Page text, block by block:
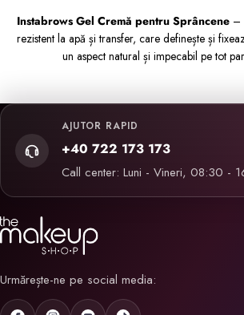
Instabrows Gel Cremă pentru Sprâncene–
rezistent la apă și transfer, care definește și
un aspect natural și impecabil pe tot
AJUTOR RAPID
+40 722 173 173
Call center: Luni - Vineri, 08:30 -
Urmărește-ne pe social media: